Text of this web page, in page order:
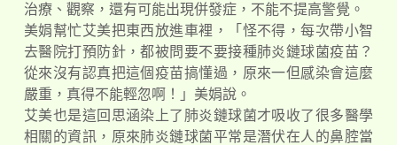
治療、觀察，還有可能出現併發症，不能不提高警覺。
美娟幫忙艾美把東西放進車裡，「怪不得，每次帶小智
去醫院打預防針，都被問要不要接種肺炎鏈球菌疫苗？
從來沒有認真把這個疫苗搞懂過，原來一但感染會這麼
嚴重，真得不能輕忽啊！」美娟說。
艾美也是這回思涵染上了肺炎鏈球菌才吸收了很多醫學
相關的資訊，原來肺炎鏈球菌平常是潛伏在人的鼻腔當